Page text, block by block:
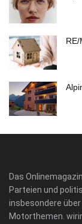
Das
Parteien und
insbesondere
Motorthemen.